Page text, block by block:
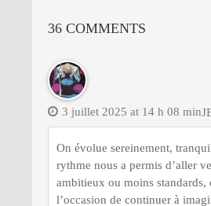
36 COMMENTS
3 juillet 2025 at 14 h 08 min
On évolue sereinement,
rythme nous a permis d’aller
ambitieux ou moins standards,
l’occasion de continuer à